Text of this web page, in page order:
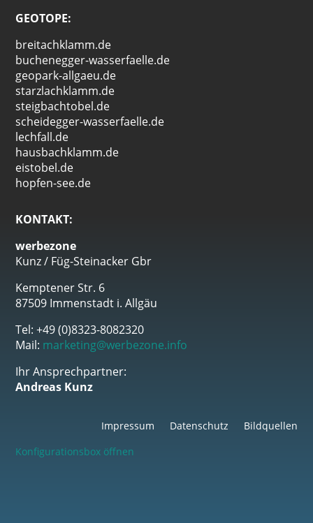
GEOTOPE:
breitachklamm.de
buchenegger-wasserfaelle.de
geopark-allgaeu.de
starzlachklamm.de
steigbachtobel.de
scheidegger-wasserfaelle.de
lechfall.de
hausbachklamm.de
eistobel.de
hopfen-see.de
KONTAKT:
werbezone
Kunz / Füg-Steinacker Gbr
Kemptener Str. 6
87509 Immenstadt i. Allgäu
Tel: +49 (0)8323-8082320
Mail: marketing@werbezone.info
Ihr Ansprechpartner:
Andreas Kunz
Impressum Datenschutz
Bildquellen
Konfigurationsbox öffnen